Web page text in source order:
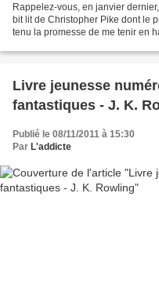
Rappelez-vous, en janvier
bit lit de Christopher Pike dont le
tenu la promesse de me tenir en
Livre jeunesse
fantastiques - J. K.
Publié le 08/11/2011 à 15:30
Par L'addicte